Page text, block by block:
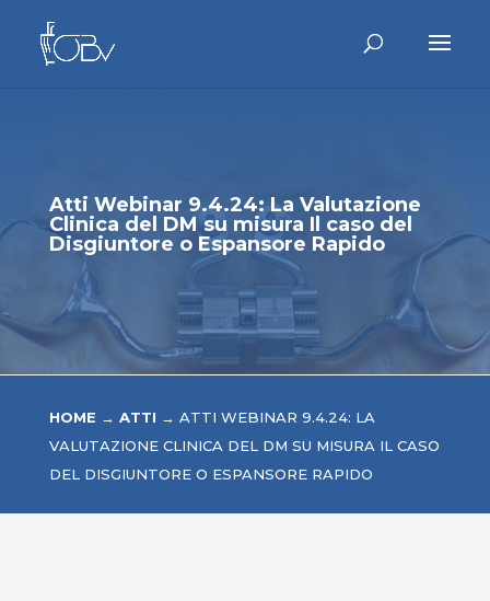
Atti Webinar 9.4.24: La Valutazione
Clinica del DM su misura Il caso del
Disgiuntore o Espansore Rapido
HOME → ATTI → ATTI WEBINAR 9.4.24: LA
VALUTAZIONE CLINICA DEL DM SU MISURA IL CASO
DEL DISGIUNTORE O ESPANSORE RAPIDO